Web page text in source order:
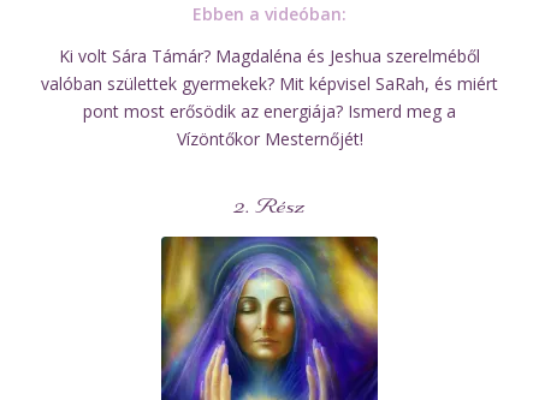
Ebben a videóban:
Ki volt Sára Támár? Magdaléna és Jeshua szerelméből
valóban születtek gyermekek? Mit képvisel SaRah, és miért
pont most erősödik az energiája? Ismerd meg a
Vízöntőkor Mesternőjét!
2. Rész